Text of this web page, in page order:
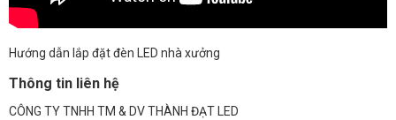
Hướng dẫn lắp đặt đèn LED nhà xưởng
Thông tin liên hệ
CÔNG TY TNHH TM & DV THÀNH ĐẠT LED